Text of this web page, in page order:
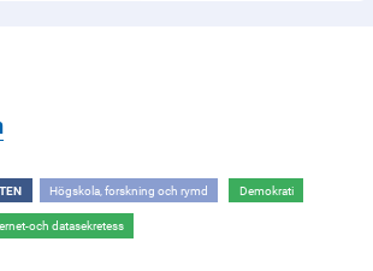
Högskola, forskning och rymd Demokrati
och datasekretess